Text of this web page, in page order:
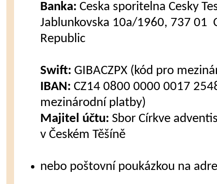
Banka: Ceska sporitelna Cesky
Jablunkovska 10a/1960, 737 01
Republic
Swift: GIBACZPX (kód pro
IBAN: CZ14 0800 0000 0017
mezinárodní platby)
Majitel účtu: Sbor Církve
v Českém Těšíně
nebo poštovní poukázkou na